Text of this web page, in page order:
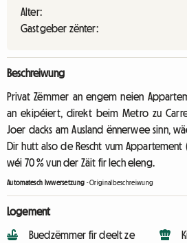
Alter:
Gastgeber zënter:
Beschreiwung
Privat Zëmmer an engem neien
an ekipéiert, direkt beim Metro zu
Joer dacks am Ausland ënnerwee sinn,
Dir hutt also de Rescht vum Appartement
wéi 70 % vun der Zäit fir Iech eleng.
Automatesch Iwwersetzung -Originalbeschreiwung
Logement
Buedzëmmer fir deelt ze